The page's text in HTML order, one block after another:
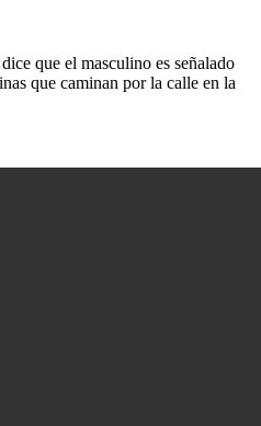
que el masculino es señalado
que caminan por la calle en la